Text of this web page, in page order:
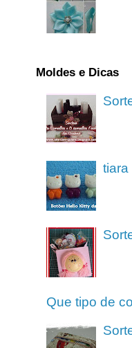
Moldes e Dicas
tiara
Que tipo de